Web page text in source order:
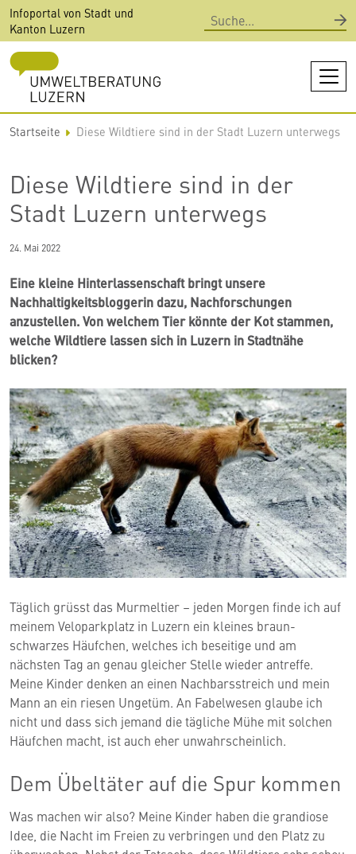
Direkt
zum
Inhalt
Infoportal von Stadt und
Kanton Luzern
Suche
Startseite Diese Wildtiere sind in der Stadt Luzern unterwegs
Diese Wildtiere sind in der
Stadt Luzern unterwegs
24. Mai 2022
Eine kleine Hinterlassenschaft bringt unsere
Nachhaltigkeitsbloggerin dazu, Nachforschungen
anzustellen. Von welchem Tier könnte der Kot stammen,
welche Wildtiere lassen sich in Luzern in Stadtnähe
blicken?
Täglich grüsst das Murmeltier – jeden Morgen finde ich auf
meinem Veloparkplatz in Luzern ein kleines braun-
schwarzes Häufchen, welches ich beseitige und am
nächsten Tag an genau gleicher Stelle wieder antreffe.
Meine Kinder denken an einen Nachbarsstreich und mein
Mann an ein riesen Ungetüm. An Fabelwesen glaube ich
nicht und dass sich jemand die tägliche Mühe mit solchen
Häufchen macht, ist auch eher unwahrscheinlich.
Dem Übeltäter auf die Spur kommen
Was machen wir also? Meine Kinder haben die grandiose
Idee, die Nacht im Freien zu verbringen und den Platz zu